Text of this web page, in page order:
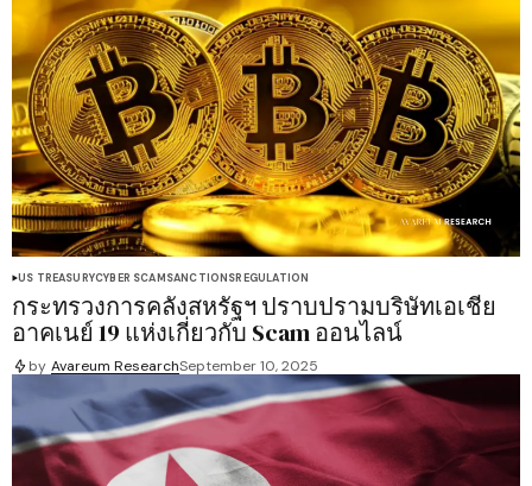
US TREASURYCYBER SCAMSANCTIONSREGULATION
กระทรวงการคลังสหรัฐฯ ปราบปรามบริษัทเอเชีย
อาคเนย์ 19 แห่งเกี่ยวกับ Scam ออนไลน์
by Avareum ResearchSeptember 10, 2025